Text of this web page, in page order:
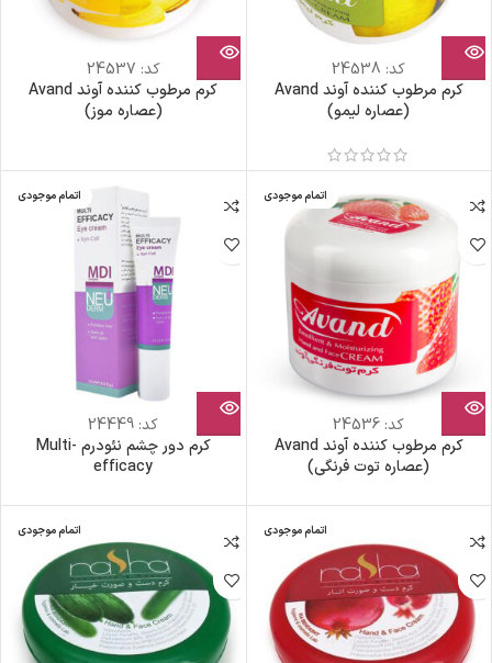
کد: 24538
کرم مرطوب کننده آوند Avand
(عصاره لیمو)
کد: 24537
کرم مرطوب کننده آوند Avand
(عصاره موز)
اتمام موجودی
کد: 24536
کرم مرطوب کننده آوند Avand
(عصاره توت فرنگی)
اتمام موجودی
کد: 24449
کرم دور چشم نئودرم Multi-
efficacy
اتمام موجودی اتمام موجودی